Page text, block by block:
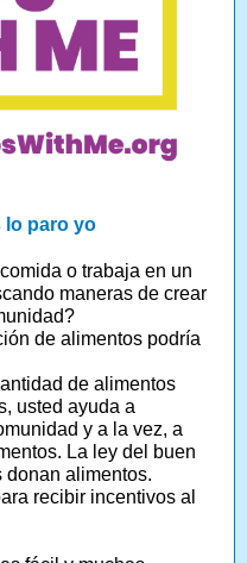
lo paro yo
o trabaja en un
maneras de crear
de alimentos podría
de alimentos
usted ayuda a
y a la vez, a
La ley del buen
donan alimentos.
recibir incentivos al